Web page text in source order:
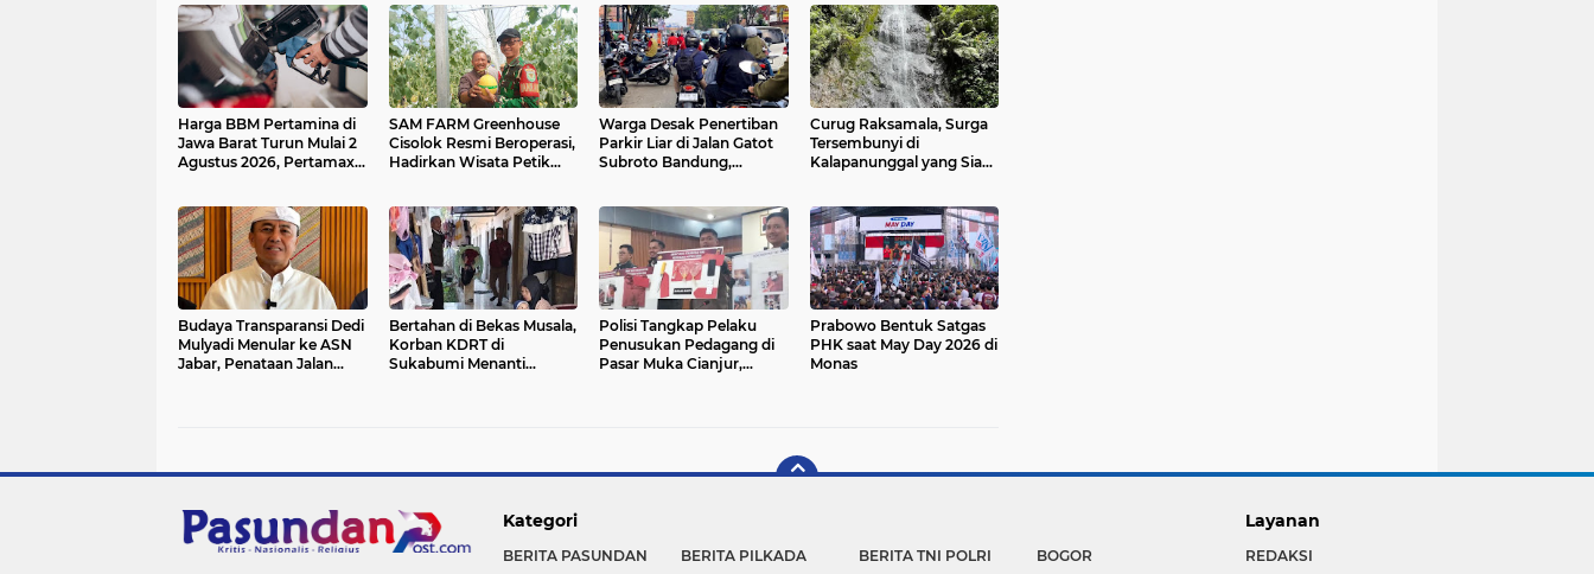
Harga BBM Pertamina di
Jawa Barat Turun Mulai 2
Agustus 2026, Pertamax
SAM FARM Greenhouse
Cisolok Resmi Beroperasi,
Hadirkan Wisata Petik
Modern di Sukabumi
Warga Desak Penertiban
Parkir Liar di Jalan Gatot
Subroto Bandung,
Curug Raksamala, Surga
Tersembunyi di
Kalapanunggal yang Siap
Sukabumi
Budaya Transparansi Dedi
Mulyadi Menular ke ASN
Jabar, Penataan Jalan
Bertahan di Bekas Musala,
Korban KDRT di
Sukabumi Menanti
Polisi Tangkap Pelaku
Penusukan Pedagang di
Pasar Muka Cianjur,
Prabowo Bentuk Satgas
PHK saat May Day 2026 di
Monas
Kategori
BERITA PASUNDAN BERITA PILKADA BERITA TNI POLRI BOGOR
Layanan
REDAKSI